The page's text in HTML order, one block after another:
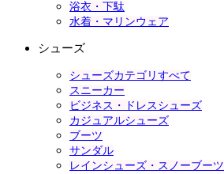
浴衣・下駄
水着・マリンウェア
シューズ
シューズカテゴリすべて
スニーカー
ビジネス・ドレスシューズ
カジュアルシューズ
ブーツ
サンダル
レインシューズ・スノーブーツ